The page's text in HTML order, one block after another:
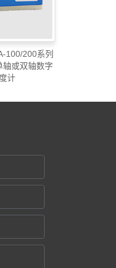
100/200系列
轴或双轴数字
计